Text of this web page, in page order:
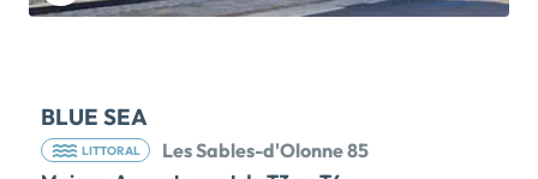
BLUE SEA
LITTORAL
Les Sables-d'Olonne 85